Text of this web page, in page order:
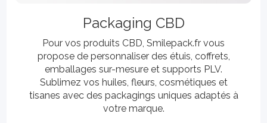
Packaging CBD
Pour vos produits CBD, Smilepack.fr vous
propose de personnaliser des étuis, coffrets,
emballages sur-mesure et supports PLV.
Sublimez vos huiles, fleurs, cosmétiques et
tisanes avec des packagings uniques adaptés à
votre marque.